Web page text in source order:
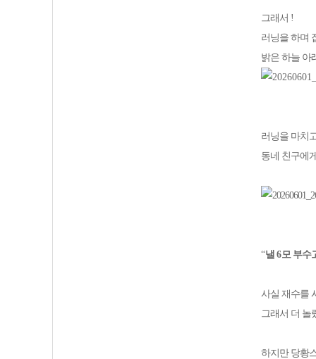
그래서 !
러닝을 하며
밝은 하늘 아
러닝을 마치
동네 친구에
“낼 6모 부수
사실 재수를
그래서 더 놀
하지만 당황